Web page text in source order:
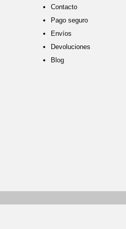
Contacto
Pago seguro
Envíos
Devoluciones
Blog